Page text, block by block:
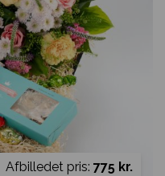
Afbilledet pris: 775 kr.